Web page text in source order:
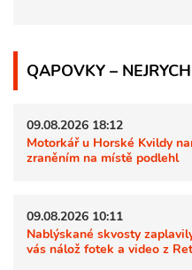
QAPOVKY –
09.08.2026 18:12
Motorkář u Horské Kvildy
zraněním na místě podlehl
09.08.2026 10:11
Nablýskané skvosty
vás nálož fotek a video z